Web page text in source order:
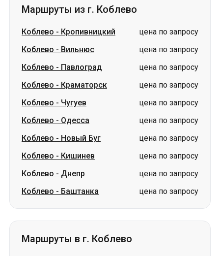
Маршруты из г. Коблево
Коблево - Кропивницкий
цена по запросу
Коблево - Вильнюс
цена по запросу
Коблево - Павлоград
цена по запросу
Коблево - Краматорск
цена по запросу
Коблево - Чугуев
цена по запросу
Коблево - Одесса
цена по запросу
Коблево - Новый Буг
цена по запросу
Коблево - Кишинев
цена по запросу
Коблево - Днепр
цена по запросу
Коблево - Баштанка цена по запросу
Маршруты в г. Коблево